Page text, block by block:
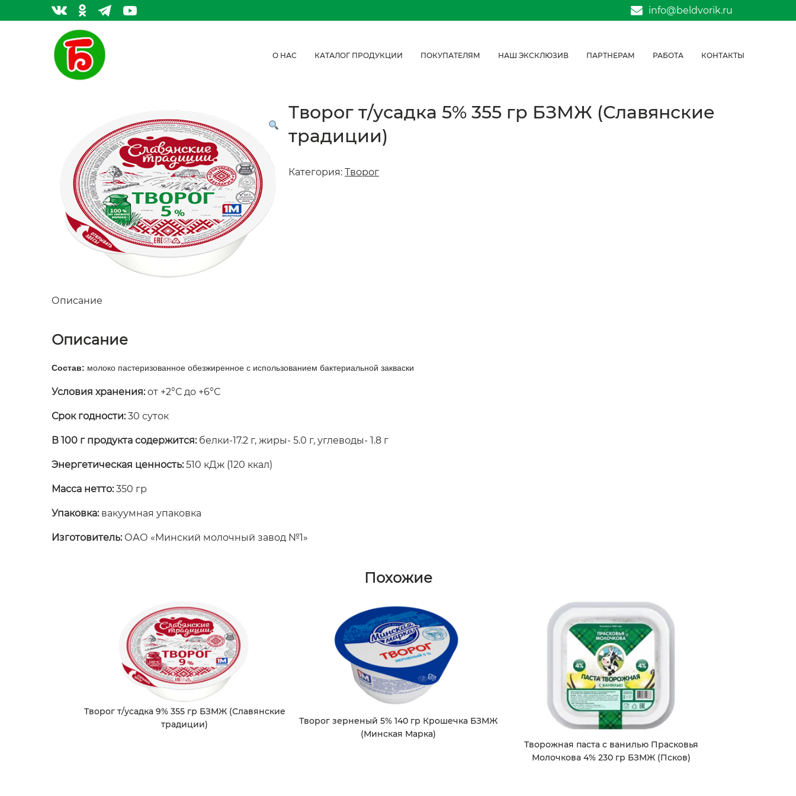
info@beldvorik.ru
О НАС КАТАЛОГ ПРОДУКЦИИ ПОКУПАТЕЛЯМ НАШ ЭКСКЛЮЗИВ ПАРТНЕРАМ РАБОТА КОНТАКТЫ
Творог т/усадка 5% 355 гр БЗМЖ (Славянские
традиции)
Категория: Творог
Описание
Описание
Состав: молоко пастеризованное обезжиренное с использованием бактериальной закваски
Условия хранения:от +2°С до +6°С
Срок годности:30 суток
В 100 г продукта содержится:белки-17.2 г, жиры- 5.0 г, углеводы- 1.8 г
Энергетическая ценность:510 кДж (120 ккал)
Масса нетто:350 гр
Упаковка:вакуумная упаковка
Изготовитель:ОАО «Минский молочный завод №1»
Похожие
Творог т/усадка 9% 355 гр БЗМЖ (Славянские
традиции)
Творог зерненый 5% 140 гр Крошечка БЗМЖ
(Минская Марка)
Творожная паста с ванилью Прасковья
Молочкова 4% 230 гр БЗМЖ (Псков)